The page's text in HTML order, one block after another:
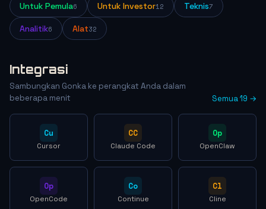
Untuk Pemula6 Untuk Investor12 Teknis7
Analitik6 Alat32
Integrasi
Sambungkan Gonka ke perangkat Anda dalam
beberapa menit
Semua 19 →
Cu
Cursor
CC
Claude Code
Op
OpenClaw
Op
OpenCode
Co
Continue
Cl
Cline